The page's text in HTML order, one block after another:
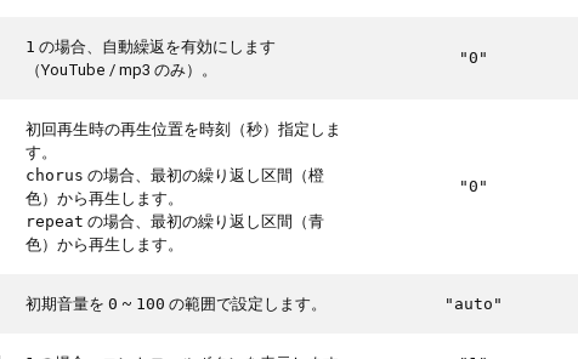
1 の場合、自動繰返を有効にします
（YouTube / mp3 のみ）。
"0"
初回再生時の再生位置を時刻（秒）指定しま
す。
chorus の場合、最初の繰り返し区間（橙
色）から再生します。
repeat の場合、最初の繰り返し区間（青
色）から再生します。
"0"
初期音量を0 ~ 100 の範囲で設定します。 "auto"